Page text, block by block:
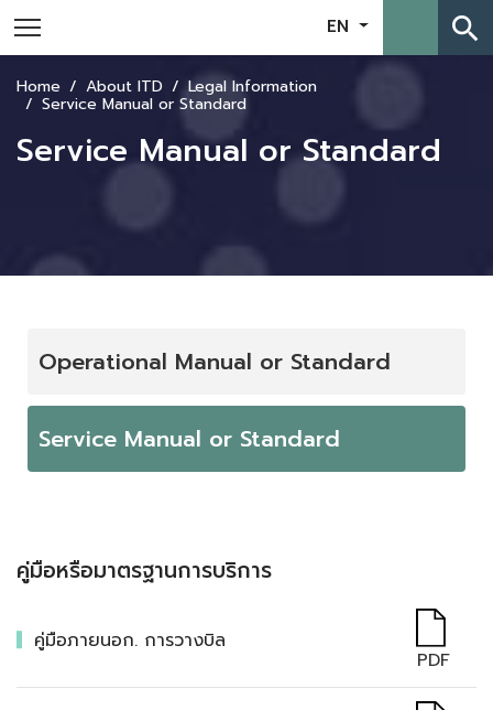
EN search
Home About ITD Legal Information
Service Manual or Standard
Service Manual or Standard
Operational Manual or Standard
Service Manual or Standard
คู่มือหรือมาตรฐานการบริการ
คู่มือภายนอก. การวางบิล
PDF